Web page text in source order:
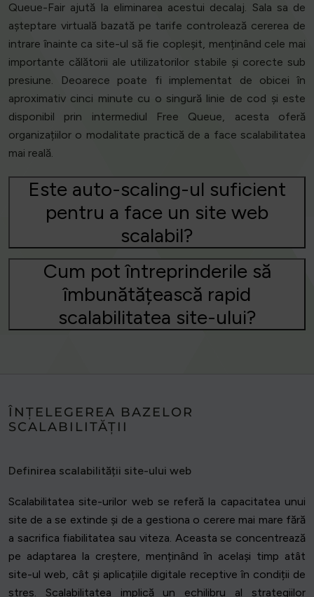
Queue-Fair ajută la eliminarea acestui decalaj. Sala sa de
așteptare virtuală bazată pe tarife controlează cererea de
intrare înainte ca site-ul să fie copleșit, menținând cele mai
importante călătorii ale utilizatorilor stabile și corecte sub
presiune. Deoarece poate fi implementat de obicei în
aproximativ cinci minute cu o singură linie de cod și este
disponibil prin intermediul Free Queue, acesta oferă
organizațiilor o modalitate practică de a face scalabilitatea
mai reală.
Este auto-scaling-ul suficient
pentru a face un site web
scalabil?
Cum pot întreprinderile să
îmbunătățească rapid
scalabilitatea site-ului?
ÎNȚELEGEREA BAZELOR
SCALABILITĂȚII
Definirea scalabilității site-ului web
Scalabilitatea site-urilor web se referă la capacitatea unui
site de a se extinde și de a gestiona o cerere mai mare fără
a sacrifica fiabilitatea sau viteza. Aceasta se concentrează
pe adaptarea la creștere, menținând în același timp atât
site-ul web, cât și aplicațiile digitale receptive în condiții de
stres. Scalabilitatea implică un echilibru al strategiilor